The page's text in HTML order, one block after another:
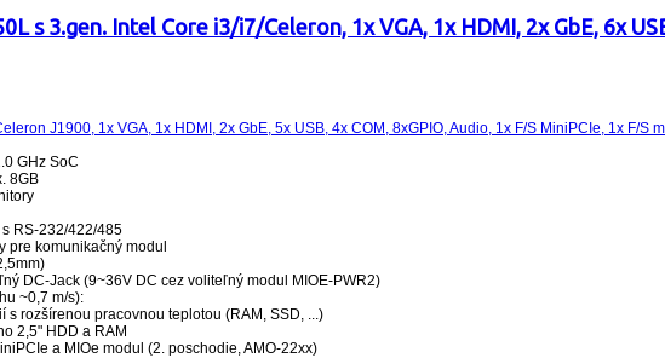
s 3.gen. Intel Core i3/i7/Celeron, 1x VGA, 1x HDMI, 2x GbE, 6x
GHz SoC
8GB
RS-232/422/485
pre komunikačný modul
DC-Jack (9~36V DC cez voliteľný modul MIOE-PWR2)
~0,7 m/s):
s rozšírenou pracovnou teplotou (RAM, SSD, ...)
2,5" HDD a RAM
a MIOe modul (2. poschodie, AMO-22xx)